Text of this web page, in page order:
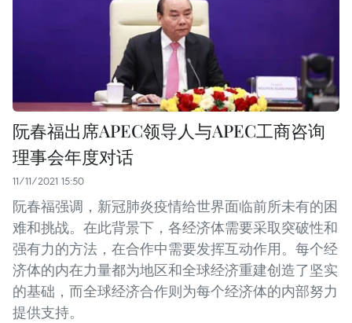
阮春福出席APEC领导人与APEC工商咨询
理事会年度对话
11/11/2021 15:50
阮春福强调，新冠肺炎疫情给世界面临前所未有的困
难和挑战。在此背景下，各经济体需要采取突破性和
强有力的方法，在合作中需要发挥互动作用。每个经
济体的内在力量都为地区和全球经济重建创造了坚实
的基础，而全球经济合作则为每个经济体的内部努力
提供支持。